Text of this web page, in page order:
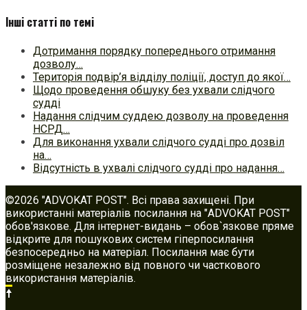
Інші статті по темі
Дотримання порядку попереднього отримання
дозволу…
Територія подвір’я відділу поліції, доступ до якої…
Щодо проведення обшуку без ухвали слідчого
судді
Надання слідчим суддею дозволу на проведення
НСРД…
Для виконання ухвали слідчого судді про дозвіл
на…
Відсутність в ухвалі слідчого судді про надання…
©2026 "ADVOKAT POST". Всі права захищені. При
використанні матеріалів посилання на "ADVOKAT POST"
обов'язкове. Для інтернет-видань – обов`язкове пряме
відкрите для пошукових систем гіперпосилання
безпосередньо на матеріал. Посилання має бути
розміщене незалежно від повного чи часткового
використання матеріалів.